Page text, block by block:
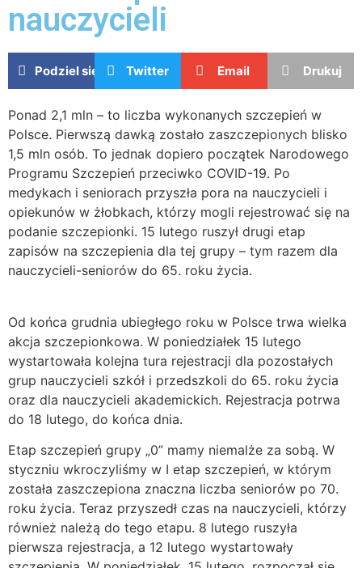
nauczycieli
Podziel się Twitter Email Drukuj
Ponad 2,1 mln – to liczba wykonanych szczepień w
Polsce. Pierwszą dawką zostało zaszczepionych blisko
1,5 mln osób. To jednak dopiero początek Narodowego
Programu Szczepień przeciwko COVID-19. Po
medykach i seniorach przyszła pora na nauczycieli i
opiekunów w żłobkach, którzy mogli rejestrować się na
podanie szczepionki. 15 lutego ruszył drugi etap
zapisów na szczepienia dla tej grupy – tym razem dla
nauczycieli-seniorów do 65. roku życia.
Od końca grudnia ubiegłego roku w Polsce trwa wielka
akcja szczepionkowa. W poniedziałek 15 lutego
wystartowała kolejna tura rejestracji dla pozostałych
grup nauczycieli szkół i przedszkoli do 65. roku życia
oraz dla nauczycieli akademickich. Rejestracja potrwa
do 18 lutego, do końca dnia.
Etap szczepień grupy „0” mamy niemalże za sobą. W
styczniu wkroczyliśmy w I etap szczepień, w którym
została zaszczepiona znaczna liczba seniorów po 70.
roku życia. Teraz przyszedł czas na nauczycieli, którzy
również należą do tego etapu. 8 lutego ruszyła
pierwsza rejestracja, a 12 lutego wystartowały